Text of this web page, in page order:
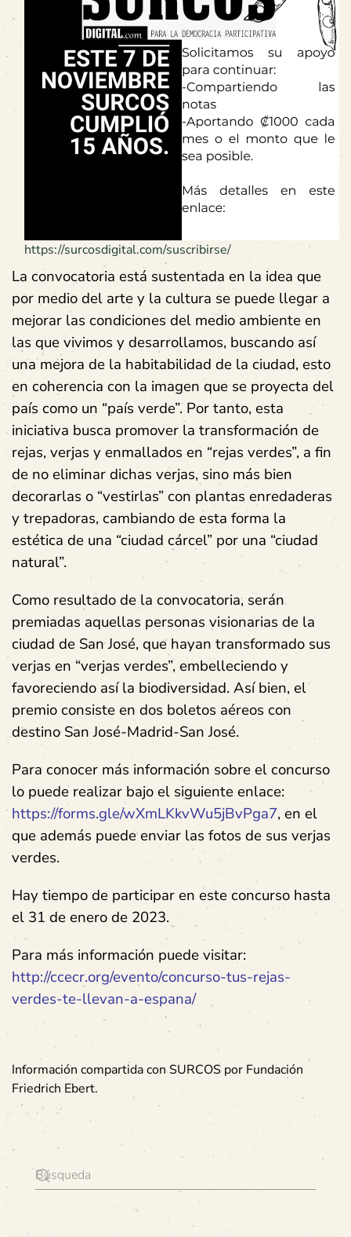
https://surcosdigital.com/suscribirse/
La convocatoria está sustentada en la idea que
por medio del arte y la cultura se puede llegar a
mejorar las condiciones del medio ambiente en
las que vivimos y desarrollamos, buscando así
una mejora de la habitabilidad de la ciudad, esto
en coherencia con la imagen que se proyecta del
país como un “país verde”. Por tanto, esta
iniciativa busca promover la transformación de
rejas, verjas y enmallados en “rejas verdes”, a fin
de no eliminar dichas verjas, sino más bien
decorarlas o “vestirlas” con plantas enredaderas
y trepadoras, cambiando de esta forma la
estética de una “ciudad cárcel” por una “ciudad
natural”.
Como resultado de la convocatoria, serán
premiadas aquellas personas visionarias de la
ciudad de San José, que hayan transformado sus
verjas en “verjas verdes”, embelleciendo y
favoreciendo así la biodiversidad. Así bien, el
premio consiste en dos boletos aéreos con
destino San José-Madrid-San José.
Para conocer más información sobre el concurso
lo puede realizar bajo el siguiente enlace:
https://forms.gle/wXmLKkvWu5jBvPga7, en el
que además puede enviar las fotos de sus verjas
verdes.
Hay tiempo de participar en este concurso hasta
el 31 de enero de 2023.
Para más información puede visitar:
http://ccecr.org/evento/concurso-tus-rejas-
verdes-te-llevan-a-espana/
Información compartida con SURCOS por Fundación
Friedrich Ebert.